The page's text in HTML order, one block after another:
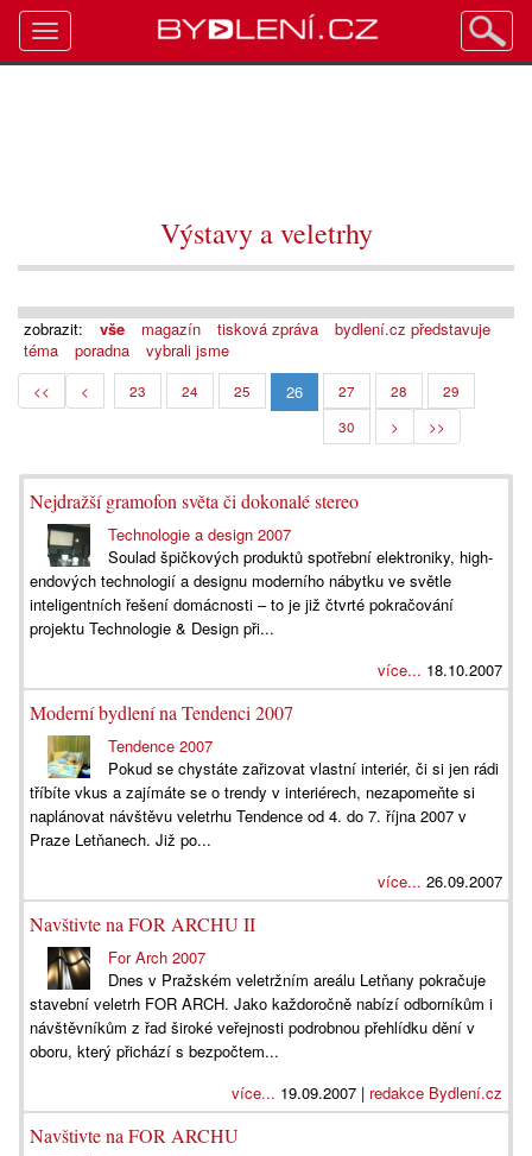
Výstavy a veletrhy
zobrazit: vše magazín tisková zpráva
bydlení.cz představuje
téma
poradna vybrali jsme
<< < 23 24 25 26 27 28
29
30
> >>
Nejdražší gramofon světa či dokonalé stereo
Technologie a design 2007
Soulad špičkových produktů spotřební elektroniky, high-
endových technologií a designu moderního nábytku ve světle
inteligentních řešení domácnosti – to je již čtvrté pokračování
projektu Technologie & Design při...
více... 18.10.2007
Moderní bydlení na Tendenci 2007
Tendence 2007
Pokud se chystáte zařizovat vlastní interiér, či si jen rádi
tříbíte vkus a zajímáte se o trendy v interiérech, nezapomeňte si
naplánovat návštěvu veletrhu Tendence od 4. do 7. října 2007 v
Praze Letňanech. Již po...
více... 26.09.2007
Navštivte na FOR ARCHU II
For Arch 2007
Dnes v Pražském veletržním areálu Letňany pokračuje
stavební veletrh FOR ARCH. Jako každoročně nabízí odborníkům i
návštěvníkům z řad široké veřejnosti podrobnou přehlídku dění v
oboru, který přichází s bezpočtem...
více... 19.09.2007 | redakce Bydlení.cz
Navštivte na FOR ARCHU
Toggle
navigation